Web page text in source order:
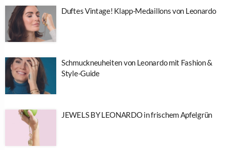
Duftes Vintage! Klapp-Medaillons von Leonardo
Schmuckneuheiten von Leonardo mit Fashion &
Style-Guide
JEWELS BY LEONARDO in frischem Apfelgrün